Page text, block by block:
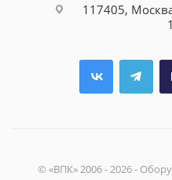
117405,
© «ВПК» 2006 - 2026 -